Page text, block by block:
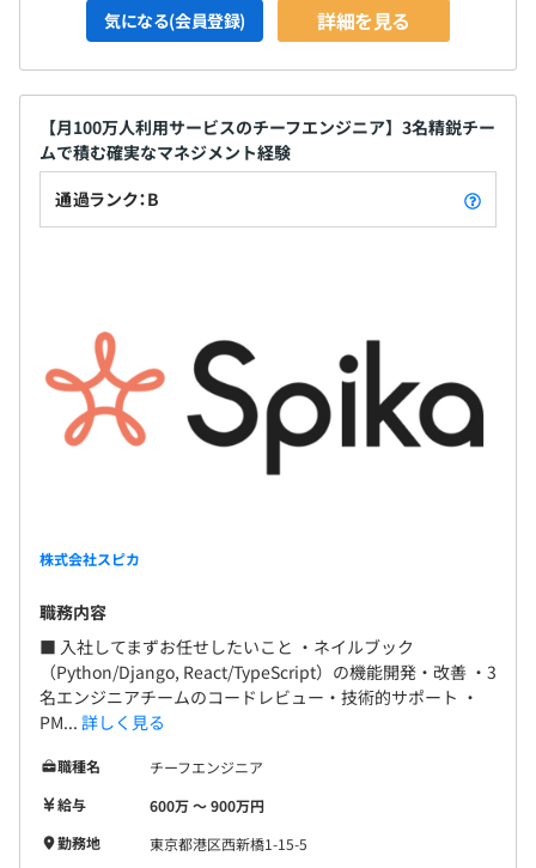
気になる(会員登録) 詳細を見る
【月100万人利用サービスのチーフエンジニア】3名精鋭チー
ムで積む確実なマネジメント経験
通過ランク：B
株式会社スピカ
職務内容
■ 入社してまずお任せしたいこと ・ネイルブック
（Python/Django, React/TypeScript）の機能開発・改善 ・3
名エンジニアチームのコードレビュー・技術的サポート ・
PM... 詳しく見る
職種名
チーフエンジニア
給与
600万 〜 900万円
勤務地
東京都港区西新橋1-15-5